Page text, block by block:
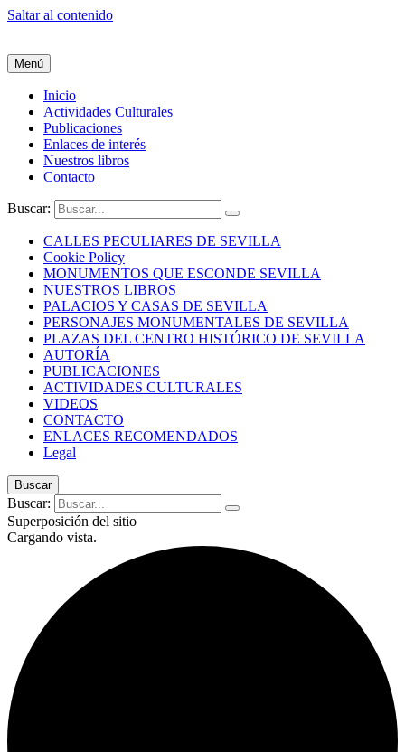
Saltar al contenido
Menú
Inicio
Actividades Culturales
Publicaciones
Enlaces de interés
Nuestros libros
Contacto
Buscar:
CALLES PECULIARES DE SEVILLA
Cookie Policy
MONUMENTOS QUE ESCONDE SEVILLA
NUESTROS LIBROS
PALACIOS Y CASAS DE SEVILLA
PERSONAJES MONUMENTALES DE SEVILLA
PLAZAS DEL CENTRO HISTÓRICO DE SEVILLA
AUTORÍA
PUBLICACIONES
ACTIVIDADES CULTURALES
VIDEOS
CONTACTO
ENLACES RECOMENDADOS
Legal
Buscar
Buscar:
Superposición del sitio
Cargando vista.